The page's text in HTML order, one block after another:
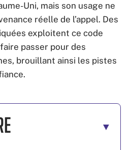
Uni, mais son usage ne
réelle de l’appel. Des
exploitent ce code
passer pour des
brouillant ainsi les pistes